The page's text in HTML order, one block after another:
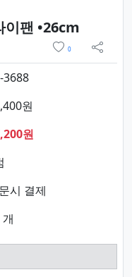
이팬 •26cm
0
sns 공
3688
원
원
시 결제